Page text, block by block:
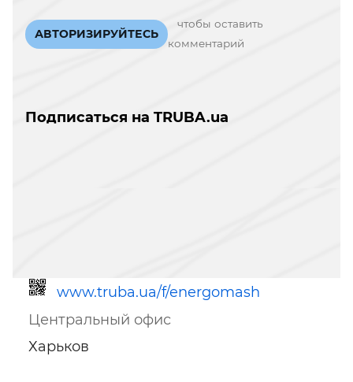
АВТОРИЗИРУЙТЕСЬ
чтобы оставить
комментарий
Подписаться на TRUBA.ua
www.truba.ua/f/energomash
Центральный офис
Харьков